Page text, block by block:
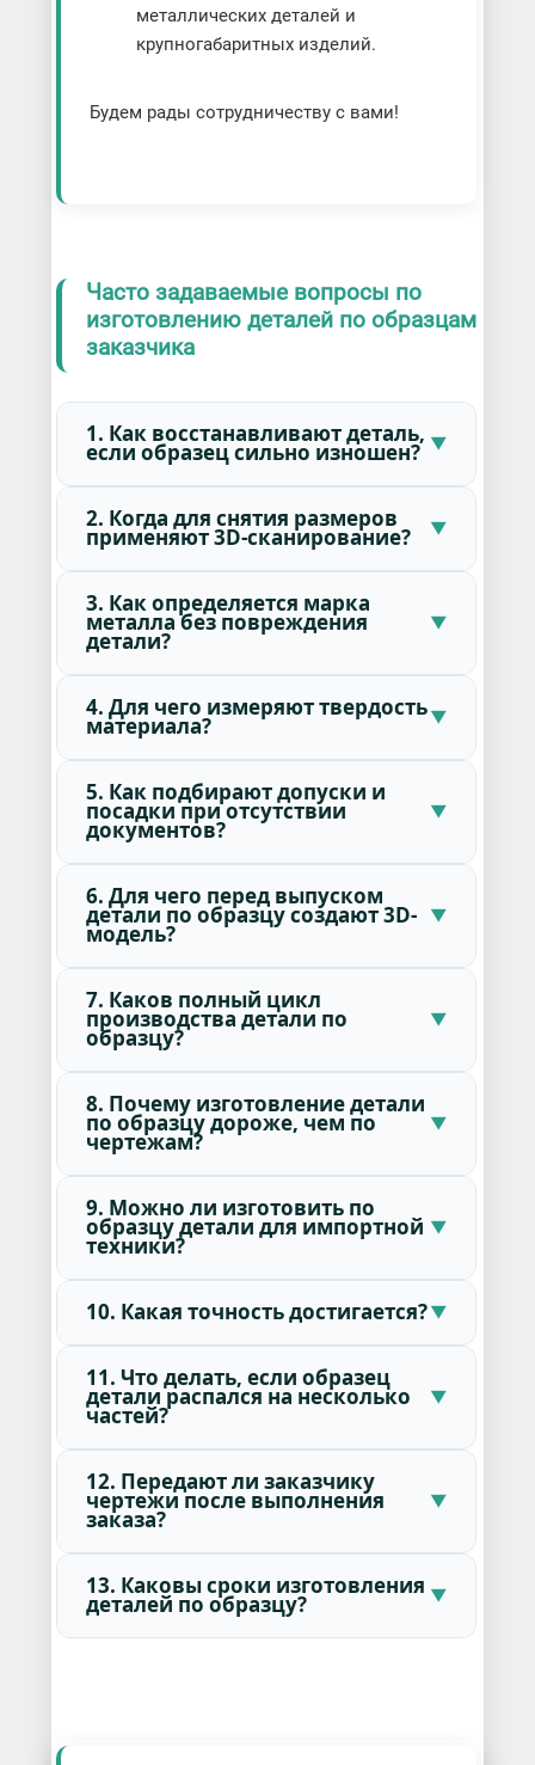
металлических деталей и
крупногабаритных изделий.
Будем рады сотрудничеству с вами!
Часто задаваемые вопросы по
изготовлению деталей по образцам
заказчика
1. Как восстанавливают деталь,
если образец сильно изношен?
2. Когда для снятия размеров
применяют 3D-сканирование?
3. Как определяется марка
металла без повреждения
детали?
4. Для чего измеряют твердость
материала?
5. Как подбирают допуски и
посадки при отсутствии
документов?
6. Для чего перед выпуском
детали по образцу создают 3D-
модель?
7. Каков полный цикл
производства детали по
образцу?
8. Почему изготовление детали
по образцу дороже, чем по
чертежам?
9. Можно ли изготовить по
образцу детали для импортной
техники?
10. Какая точность достигается?
11. Что делать, если образец
детали распался на несколько
частей?
12. Передают ли заказчику
чертежи после выполнения
заказа?
13. Каковы сроки изготовления
деталей по образцу?